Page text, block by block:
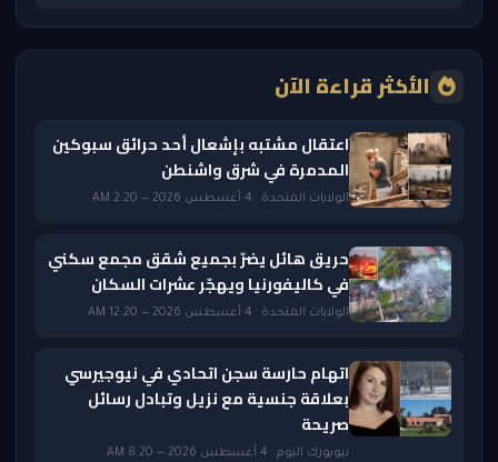
الأكثر قراءة الآن
اعتقال مشتبه بإشعال أحد حرائق سبوكين
المدمرة في شرق واشنطن
الولايات المتحدة · 4 أغسطس 2026 — 2:20 AM
حريق هائل يضرّ بجميع شقق مجمع سكني
في كاليفورنيا ويهجّر عشرات السكان
الولايات المتحدة · 4 أغسطس 2026 — 12:20 AM
اتهام حارسة سجن اتحادي في نيوجيرسي
بعلاقة جنسية مع نزيل وتبادل رسائل
صريحة
نيويورك اليوم · 4 أغسطس 2026 — 8:20 AM